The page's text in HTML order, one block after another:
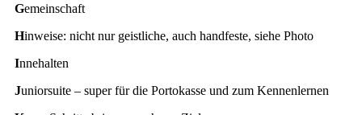
Gemeinschaft
Hinweise: nicht nur geistliche, auch handfeste, siehe Photo
Innehalten
Juniorsuite – super für die Portokasse und zum Kennenlernen